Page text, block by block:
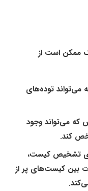
ممکن است از
توده‌های
که می‌تواند وجود
کند.
تشخیص کیست،
بین کیست‌های پر از